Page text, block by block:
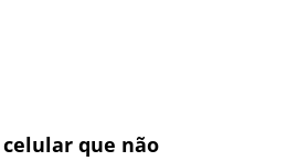
celular que não